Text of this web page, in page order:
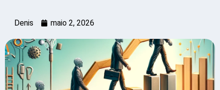
Denis maio 2, 2026